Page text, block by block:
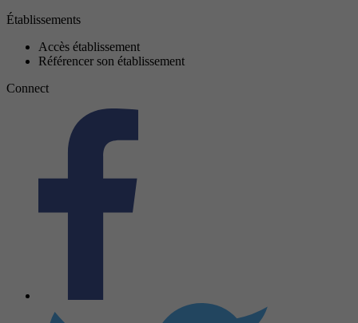
Établissements
Accès établissement
Référencer son établissement
Connect